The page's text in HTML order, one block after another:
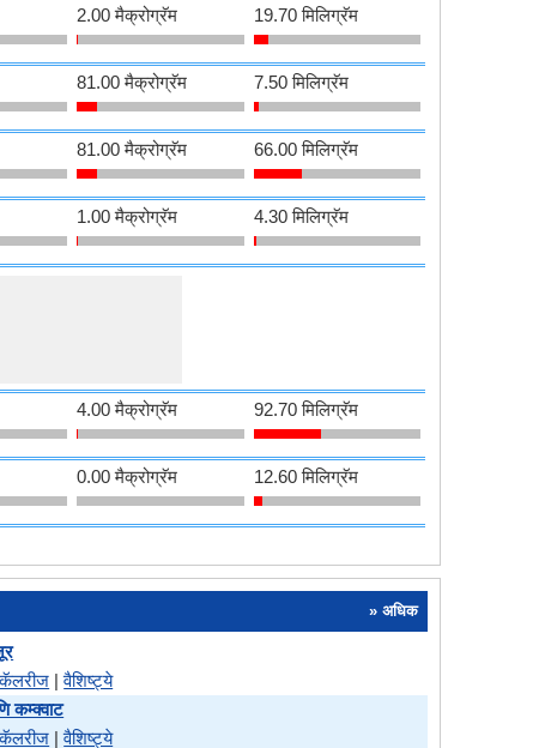
2.00 मैक्रोग्रॅम 19.70 मिलिग्रॅम
81.00 मैक्रोग्रॅम 7.50 मिलिग्रॅम
81.00 मैक्रोग्रॅम 66.00 मिलिग्रॅम
1.00 मैक्रोग्रॅम 4.30 मिलिग्रॅम
4.00 मैक्रोग्रॅम 92.70 मिलिग्रॅम
0.00 मैक्रोग्रॅम 12.60 मिलिग्रॅम
» अधिक
कॅलरीज |वैशिष्ट्ये
कम्क्वाट
कॅलरीज |वैशिष्ट्ये